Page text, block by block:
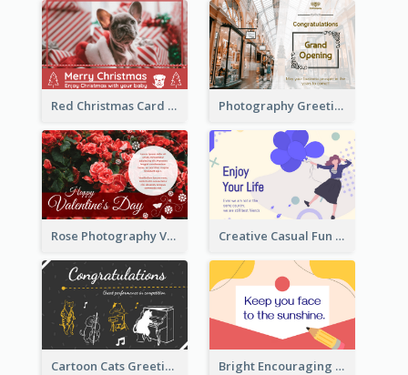
Red Christmas Card With Photography Of Pet Photography Greeting Card For Grand Opening
Rose Photography Valentine's Day Greeting Card Creative Casual Fun Greeting Card
Cartoon Cats Greeting Card For Great Performance Bright Encouraging Greeting Card